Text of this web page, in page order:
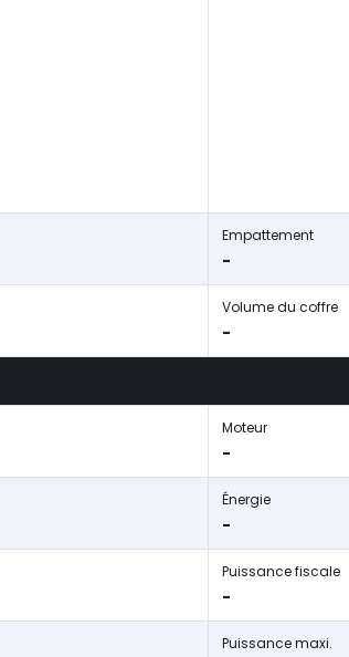
Empattement
-
Volume du coffre
-
Moteur
-
Énergie
-
Puissance fiscale
-
Puissance maxi.